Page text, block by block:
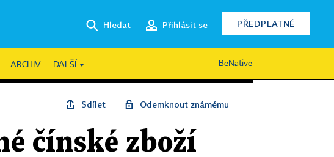
Hledat Přihlásit se PŘEDPLATNÉ
ARCHIV DALŠÍ BeNative
Sdílet Odemknout známému
čínské zboží